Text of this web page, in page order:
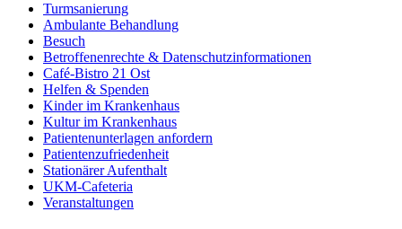
Turmsanierung
Ambulante Behandlung
Besuch
Betroffenenrechte & Datenschutzinformationen
Café-Bistro 21 Ost
Helfen & Spenden
Kinder im Krankenhaus
Kultur im Krankenhaus
Patientenunterlagen anfordern
Patientenzufriedenheit
Stationärer Aufenthalt
UKM-Cafeteria
Veranstaltungen